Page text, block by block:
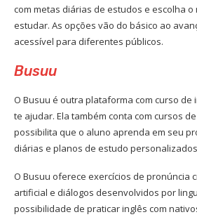
com metas diárias de estudos e escolha
estudar. As opções vão do básico ao
acessível para diferentes públicos.
Busuu
O Busuu é outra plataforma com curso de
te ajudar. Ela também conta com cursos
possibilita que o aluno aprenda em seu
diárias e planos de estudo
O Busuu oferece exercícios de pronúncia
artificial e diálogos desenvolvidos por
possibilidade de praticar inglês com